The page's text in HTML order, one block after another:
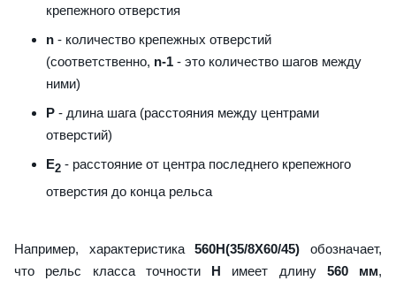
крепежного отверстия
n - количество крепежных отверстий
(соответственно, n-1 - это количество шагов между
ними)
P - длина шага (расстояния между центрами
отверстий)
E2 - расстояние от центра последнего крепежного
отверстия до конца рельса
Например, характеристика560H(35/8X60/45) обозначает,
что рельс класса точности H имеет длину 560 мм,